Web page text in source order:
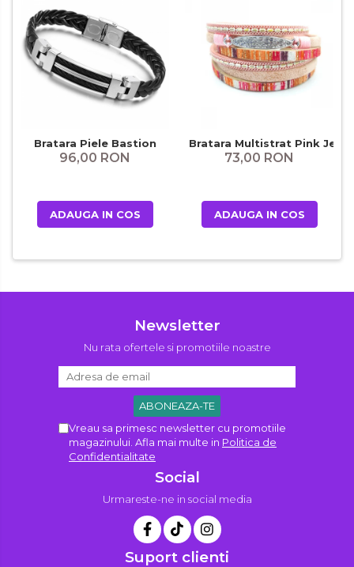
Bratara Piele Bastion
96,00 RON
ADAUGA IN COS
Bratara Multistrat Pink
73,00 RON
ADAUGA IN COS
Newsletter
Nu rata ofertele si promotiile noastre
Vreau sa primesc newsletter cu promotiile
magazinului. Afla mai multe in Politica de
Confidentialitate
Social
Urmareste-ne in social media
Suport clienti